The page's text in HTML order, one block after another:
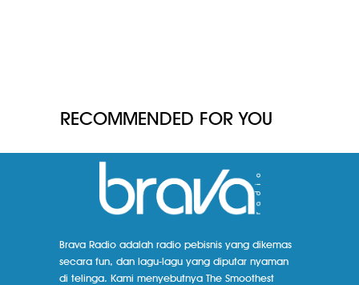
RECOMMENDED FOR YOU
Brava Radio adalah radio pebisnis yang dikemas
secara fun, dan lagu-lagu yang diputar nyaman
di telinga. Kami menyebutnya The Smoothest